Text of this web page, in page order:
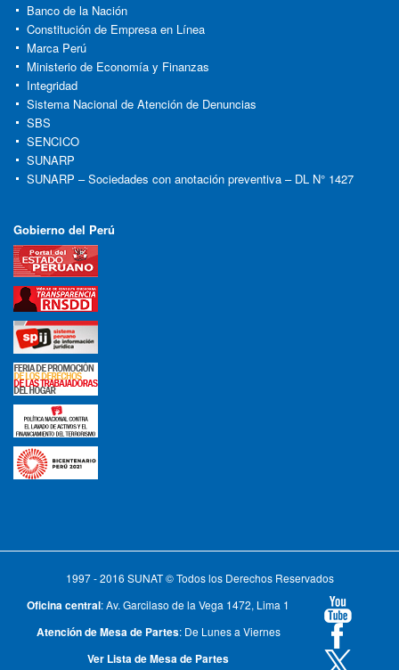
Banco de la Nación
Constitución de Empresa en Línea
Marca Perú
Ministerio de Economía y Finanzas
Integridad
Sistema Nacional de Atención de Denuncias
SBS
SENCICO
SUNARP
SUNARP – Sociedades con anotación preventiva – DL N° 1427
Gobierno del Perú
1997 - 2016 SUNAT © Todos los Derechos Reservados
Oficina central: Av. Garcilaso de la Vega 1472, Lima 1
Atención de Mesa de Partes: De Lunes a Viernes
Ver Lista de Mesa de Partes